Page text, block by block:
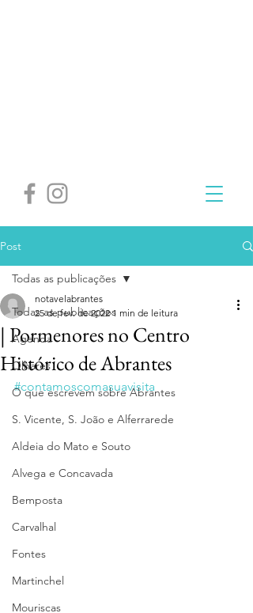
Post
Todas as publicações
Agenda
Olhares
O que escrevem sobre Abrantes
S. Vicente, S. João e Alferrarede
Aldeia do Mato e Souto
Alvega e Concavada
Bemposta
Carvalhal
Fontes
Martinchel
Mouriscas
Todas as publicações
| Pormenores no Centro
Histórico de Abrantes
notavelabrantes
25 de fev. de 2022 1 min de leitura
#contamoscomasuavisita